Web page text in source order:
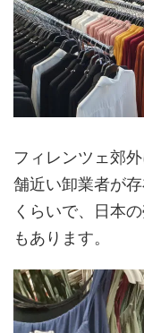
フィレンツェ郊
舗近い卸業者が
くらいで、日本
もあります。